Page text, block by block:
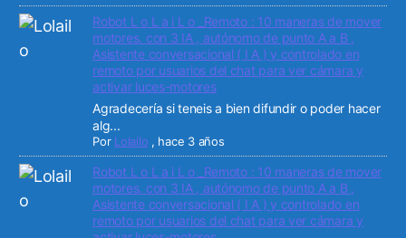
Robot L o L a i L o _Remoto : 10 maneras de mover
motores. con 3 IA , autónomo de punto A a B ,
Asistente conversacional ( I A ) y controlado en
remoto por usuarios del chat para ver cámara y
activar luces-motores
Agradecería si teneis a bien difundir o poder hacer
alg...
Por Lolailo , hace 3 años
Robot L o L a i L o _Remoto : 10 maneras de mover
motores. con 3 IA , autónomo de punto A a B ,
Asistente conversacional ( I A ) y controlado en
remoto por usuarios del chat para ver cámara y